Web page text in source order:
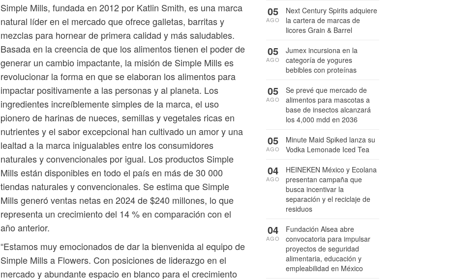
Simple Mills, fundada en 2012 por Katlin Smith, es una marca
natural líder en el mercado que ofrece galletas, barritas y
mezclas para hornear de primera calidad y más saludables.
Basada en la creencia de que los alimentos tienen el poder de
generar un cambio impactante, la misión de Simple Mills es
revolucionar la forma en que se elaboran los alimentos para
impactar positivamente a las personas y al planeta. Los
ingredientes increíblemente simples de la marca, el uso
pionero de harinas de nueces, semillas y vegetales ricas en
nutrientes y el sabor excepcional han cultivado un amor y una
lealtad a la marca inigualables entre los consumidores
naturales y convencionales por igual. Los productos Simple
Mills están disponibles en todo el país en más de 30 000
tiendas naturales y convencionales. Se estima que Simple
Mills generó ventas netas en 2024 de $240 millones, lo que
representa un crecimiento del 14 % en comparación con el
año anterior.
“Estamos muy emocionados de dar la bienvenida al equipo de
Simple Mills a Flowers. Con posiciones de liderazgo en el
mercado y abundante espacio en blanco para el crecimiento
Next Century Spirits adquiere
la cartera de marcas de
licores Grain & Barrel
05
AGO
Jumex incursiona en la
categoría de yogures
bebibles con proteínas
05
AGO
Se prevé que mercado de
alimentos para mascotas a
base de insectos alcanzará
los 4,000 mdd en 2036
05
AGO
Minute Maid Spiked lanza su
Vodka Lemonade Iced Tea
05
AGO
HEINEKEN México y Ecolana
presentan campaña que
busca incentivar la
separación y el reciclaje de
residuos
04
AGO
Fundación Alsea abre
convocatoria para impulsar
proyectos de seguridad
alimentaria, educación y
empleabilidad en México
04
AGO